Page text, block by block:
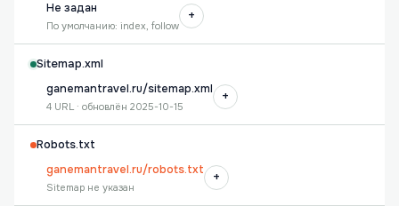
Не задан
По умолчанию: index, follow
+
Sitemap.xml
ganemantravel.ru/sitemap.xml
4 URL · обновлён 2025-10-15
+
Robots.txt
ganemantravel.ru/robots.txt
Sitemap не указан
+